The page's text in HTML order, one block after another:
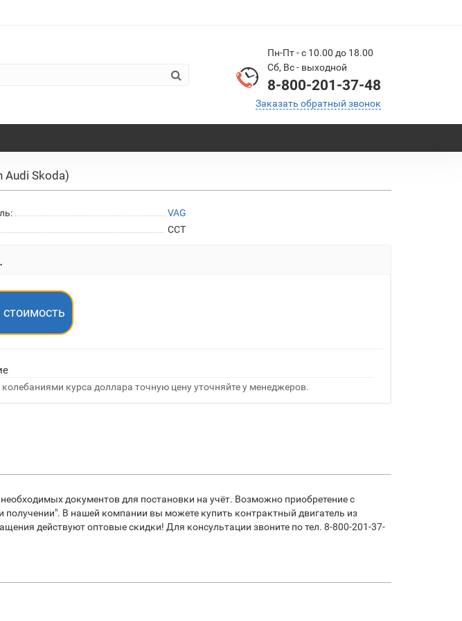
Пн-Пт - с 10.00 до 18.00
Сб, Вс - выходной
8-800-201-37-48
Заказать обратный звонок
Audi Skoda)
VAG
CCT
стоимость
колебаниями курса доллара точную цену уточняйте у менеджеров.
документов для постановки на учёт. Возможно приобретение с
В нашей компании вы можете купить контрактный двигатель из
действуют оптовые скидки! Для консультации звоните по тел. 8-800-201-37-